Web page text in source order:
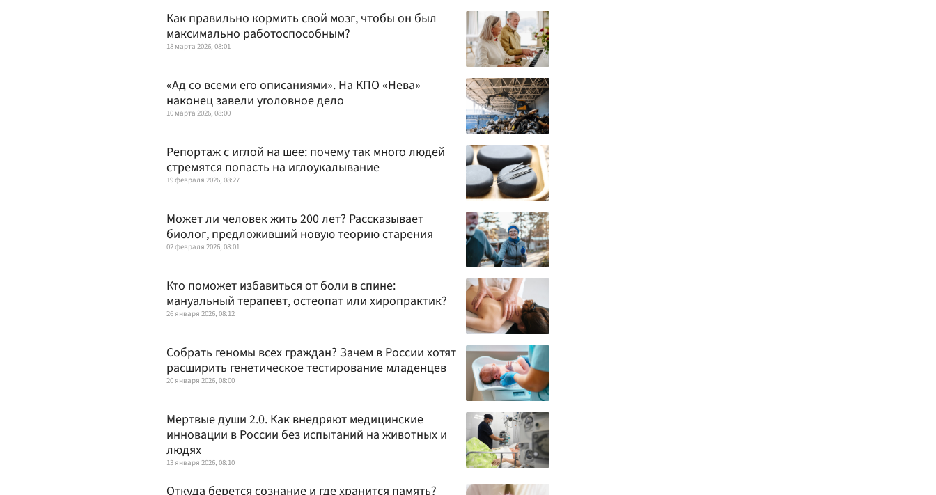
Как правильно кормить свой мозг, чтобы он был
максимально работоспособным?
18 марта 2026, 08:01
«Ад со всеми его описаниями». На КПО «Нева»
наконец завели уголовное дело
10 марта 2026, 08:00
Репортаж с иглой на шее: почему так много людей
стремятся попасть на иглоукалывание
19 февраля 2026, 08:27
Может ли человек жить 200 лет? Рассказывает
биолог, предложивший новую теорию старения
02 февраля 2026, 08:01
Кто поможет избавиться от боли в спине:
мануальный терапевт, остеопат или хиропрактик?
26 января 2026, 08:12
Собрать геномы всех граждан? Зачем в России хотят
расширить генетическое тестирование младенцев
20 января 2026, 08:00
Мертвые души 2.0. Как внедряют медицинские
инновации в России без испытаний на животных и
людях
13 января 2026, 08:10
Откуда берется сознание и где хранится память?